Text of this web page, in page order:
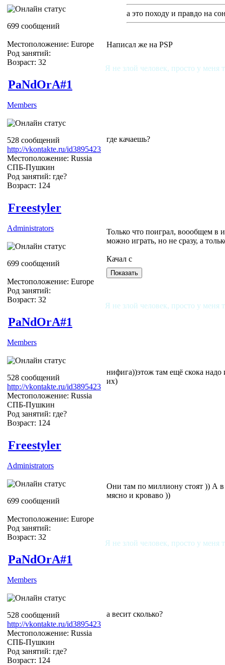
699 сообщений
Местоположение: Europe
Род занятий:
Возраст: 32
а это походу и правдо на
Написал же на PSP
Я не злой человек, просто у меня
PaNdOrA#1
Members
528 сообщений
http://vkontakte.ru/id3895423
Местоположение: Russia
СПБ-Пушкин
Род занятий: где?
Возраст: 124
где качаешь?
Freestyler
Administrators
699 сообщений
Местоположение: Europe
Род занятий:
Возраст: 32
Только что поиграл, воообщем в
можно играть, но не сразу, а
Качал с
Я не злой человек, просто у меня
PaNdOrA#1
Members
528 сообщений
http://vkontakte.ru/id3895423
Местоположение: Russia
СПБ-Пушкин
Род занятий: где?
Возраст: 124
нифига))этож там ещё скока надо
их)
Freestyler
Administrators
699 сообщений
Местоположение: Europe
Род занятий:
Возраст: 32
Они там по миллиону стоят )) А в
мясно и кроваво ))
Я не злой человек, просто у меня
PaNdOrA#1
Members
528 сообщений
http://vkontakte.ru/id3895423
Местоположение: Russia
СПБ-Пушкин
Род занятий: где?
Возраст: 124
а весит сколько?